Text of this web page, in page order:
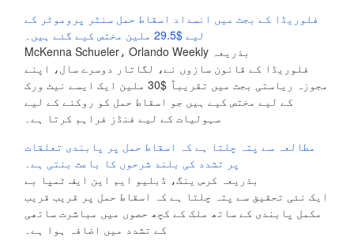
فلوریڈا کے بجٹ میں انسداد اسقاط حمل سنٹر پروموٹر کے
لیے $29.5 ملین مختص کیے گئے ہیں۔
بذریعہ McKenna Schueler، Orlando Weekly
فلوریڈا کے قانون سازوں نے، لگاتار دوسرے سال، اپنے
مجوزہ ریاستی بجٹ میں تقریباً $30 ملین ایک ایسے نیٹ ورک
کے لیے مختص کیے ہیں جو اسقاط حمل کو روکنے کے لیے
سہولیات کے لیے فنڈز فراہم کرتا ہے۔
مطالعہ سے پتہ چلتا ہے کہ اسقاط حمل پر پابندی تعلقات
پر تشدد کی بلند شرحوں کا باعث بنتی ہے۔
بذریعہ کرس ینگ، ڈبلیو ایم این ایف ٹمپا بے
ایک نئی تحقیق سے پتہ چلتا ہے کہ اسقاط حمل پر قریب قریب
مکمل پابندی کے ساتھ ملک کے کچھ حصوں میں مباشرت ساتھی
کے تشدد میں اضافہ ہوا ہے۔